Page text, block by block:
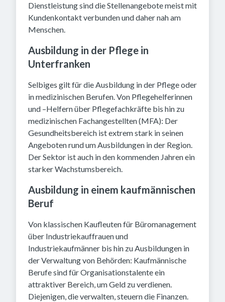
Dienstleistung sind die Stellenangebote meist mit
Kundenkontakt verbunden und daher nah am
Menschen.
Ausbildung in der Pflege in
Unterfranken
Selbiges gilt für die Ausbildung in der Pflege oder
in medizinischen Berufen. Von Pflegehelferinnen
und –Helfern über Pflegefachkräfte bis hin zu
medizinischen Fachangestellten (MFA): Der
Gesundheitsbereich ist extrem stark in seinen
Angeboten rund um Ausbildungen in der Region.
Der Sektor ist auch in den kommenden Jahren ein
starker Wachstumsbereich.
Ausbildung in einem kaufmännischen
Beruf
Von klassischen Kaufleuten für Büromanagement
über Industriekauffrauen und
Industriekaufmänner bis hin zu Ausbildungen in
der Verwaltung von Behörden: Kaufmännische
Berufe sind für Organisationstalente ein
attraktiver Bereich, um Geld zu verdienen.
Diejenigen, die verwalten, steuern die Finanzen.